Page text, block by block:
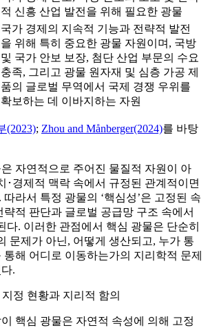
적 신흥 산업 발전을 위해 필요한 광물
국가 경제의 지속적 기능과 전략적 발전
을 위해 특히 중요한 광물 자원이며, 국방
및 국가 안보 보장, 첨단 산업 부문의 수요
충족, 그리고 광물 원자재 및 심층 가공 제
품의 글로벌 무역에서 국제 경쟁 우위를
확보하는 데 이바지하는 자원
(2023); Zhou and Månberger(2024)를 바탕
자연적으로 주어진 물질적 자원이 아
･경제적 맥락 속에서 규정된 관계적이면
라서 특정 광물의 ‘핵심성’은 고정된 속
략적 판단과 글로벌 공급망 구조 속에서
다. 이러한 관점에서 핵심 광물은 단순히
문제가 아닌, 어떻게 생산되고, 누가 통
해 어디로 이동하는가의 지리학적 문제
.
정 현황과 지리적 함의
핵심 광물은 자연적 속성에 의해 고정